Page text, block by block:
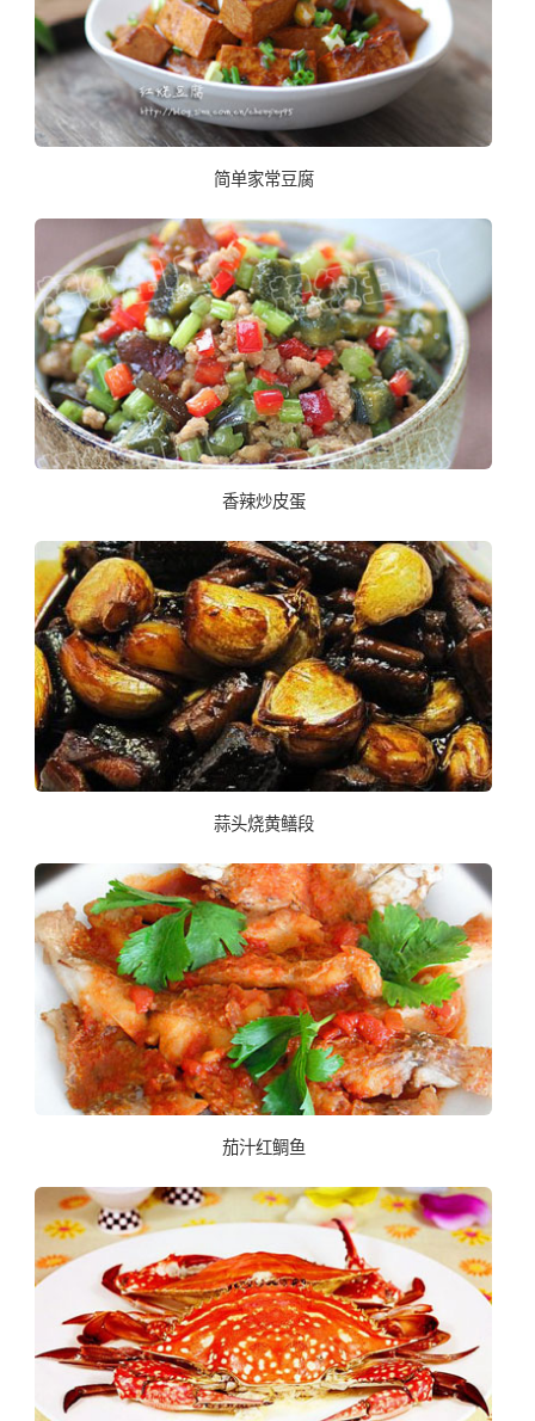
简单家常豆腐
香辣炒皮蛋
蒜头烧黄鳝段
茄汁红鲷鱼